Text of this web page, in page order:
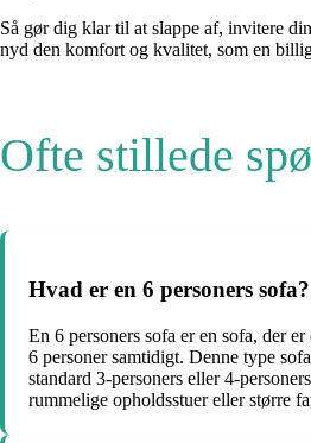
Så gør dig klar til at slappe af, invitere
nyd den komfort og kvalitet, som en
Ofte stillede
Hvad er en 6 personers sofa?
En 6 personers sofa er en sofa, der
6 personer samtidigt. Denne type
standard 3-personers eller 4-
rummelige opholdsstuer eller større